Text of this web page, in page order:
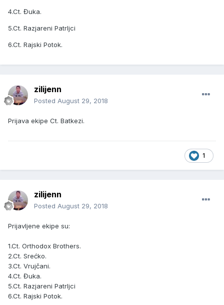
4.Ct. Đuka.
5.Ct. Razjareni Patrljci
6.Ct. Rajski Potok.
zilijenn
Posted August 29, 2018
Prijava ekipe Ct. Batkezi.
1
zilijenn
Posted August 29, 2018
Prijavljene ekipe su:
1.Ct. Orthodox Brothers.
2.Ct. Srećko.
3.Ct. Vrujčani.
4.Ct. Đuka.
5.Ct. Razjareni Patrljci
6.Ct. Rajski Potok.